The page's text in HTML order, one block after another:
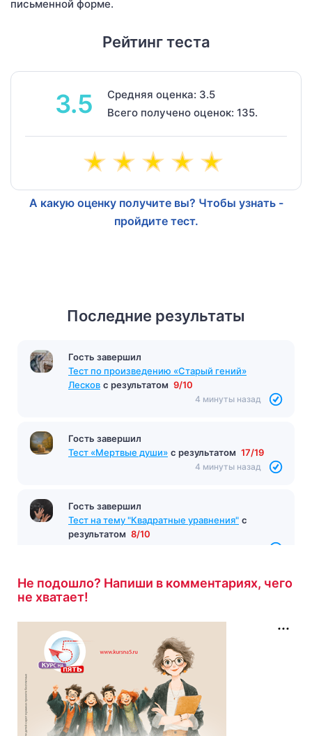
письменной форме.
Рейтинг теста
3.5
Средняя оценка: 3.5
Всего получено оценок: 135.
А какую оценку получите вы? Чтобы узнать -
пройдите тест.
Последние результаты
Гость завершил
Тест по произведению «Старый гений»
Лесков с результатом 9/10
4 минуты назад
Гость завершил
Тест «Мертвые души» с результатом 17/19
4 минуты назад
Гость завершил
Тест на тему "Квадратные уравнения" с
результатом 8/10
Не подошло? Напиши в комментариях, чего
не хватает!